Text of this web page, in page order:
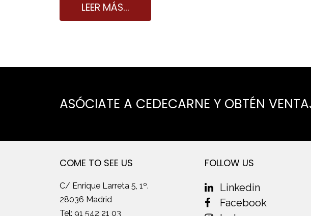
LEER MÁS…
ASÓCIATE A CEDECARNE Y OBTÉN
COME TO SEE US
C/ Enrique Larreta 5, 1º.
28036 Madrid
Tel: 91 542 21 03
FOLLOW US
Linkedin
Facebook